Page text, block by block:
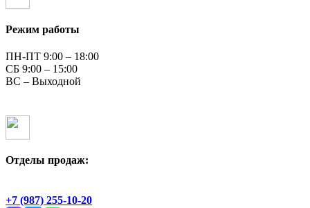
Режим работы
ПН-ПТ 9:00 – 18:00
СБ 9:00 – 15:00
ВС – Выходной
Отделы продаж:
+7 (987) 255-10-20